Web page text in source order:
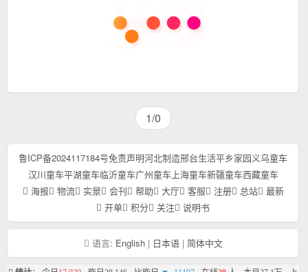
1/0
鲁ICP备2024117184号免责声明河北制造邢台生活平乡家园义乌童车
汉川童车平湖童车临沂童车广州童车上海童车新疆童车西藏童车
海报
物流 实景 会刊 帮助 大厅 客服 注册 总站
最新
开单
积分 关注 说明书
语言: English| 日本语| 简体中文